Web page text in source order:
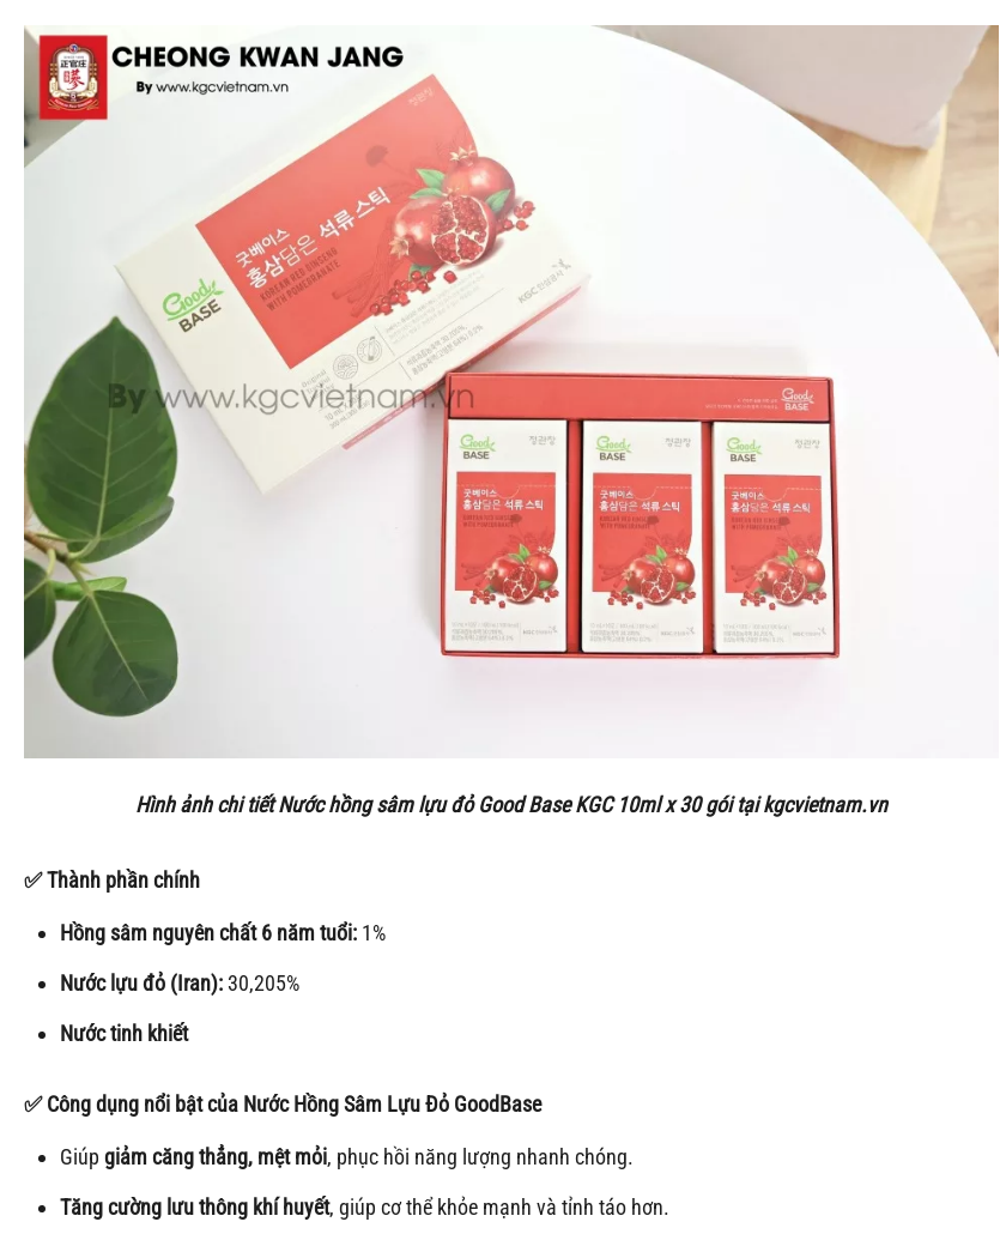
Hình ảnh chi tiếtNước hồng sâm lựu đỏ Good Base KGC 10ml x 30 góitại kgcvietnam.vn
✅Thành phần chính
Hồng sâm nguyên chất 6 năm tuổi: 1%
Nước lựu đỏ (Iran): 30,205%
Nước tinh khiết
✅ Công dụng nổi bật của Nước Hồng Sâm Lựu Đỏ GoodBase
Giúp giảm căng thẳng, mệt mỏi, phục hồi năng lượng nhanh chóng.
Tăng cường lưu thông khí huyết, giúp cơ thể khỏe mạnh và tỉnh táo hơn.